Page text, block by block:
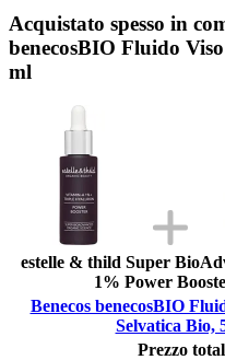
Acquistato spesso in
benecosBIO Fluido
ml
estelle & thild Super
1% Power
Benecos benecosBIO
Selvatica Bio,
Prezzo